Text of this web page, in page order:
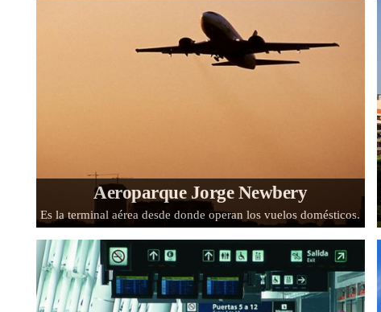
Aeroparque Jorge Newbery
Es la terminal aérea desde donde operan los vuelos domésticos.